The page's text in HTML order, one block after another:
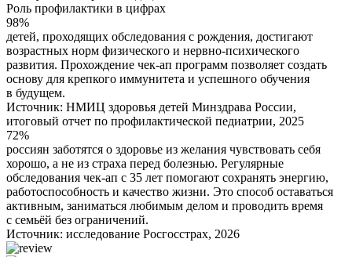
Роль профилактики в цифрах
98%
детей, проходящих обследования с рождения, достигают
возрастных норм физического и нервно-психического
развития. Прохождение чек-ап программ позволяет создать
основу для крепкого иммунитета и успешного обучения
в будущем.
Источник: НМИЦ здоровья детей Минздрава России,
итоговый отчет по профилактической педиатрии, 2025
72%
россиян заботятся о здоровье из желания чувствовать себя
хорошо, а не из страха перед болезнью. Регулярные
обследования чек-ап с 35 лет помогают сохранять энергию,
работоспособность и качество жизни. Это способ оставаться
активным, заниматься любимым делом и проводить время
с семьёй без ограничений.
Источник: исследование Росгосстрах, 2026